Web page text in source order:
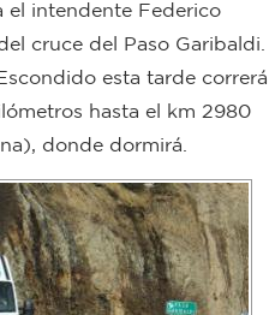
el intendente Federico
cruce del Paso Garibaldi.
esta tarde correrá
hasta el km 2980
donde dormirá.